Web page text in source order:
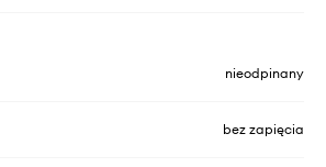
nieodpinany
bez zapięcia